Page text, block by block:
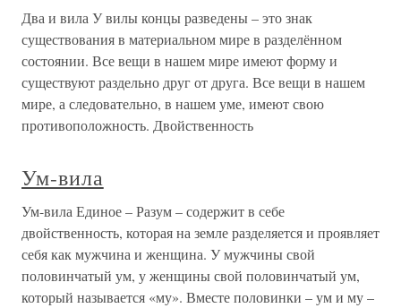
Два и вила У вилы концы разведены – это знак
существования в материальном мире в разделённом
состоянии. Все вещи в нашем мире имеют форму и
существуют раздельно друг от друга. Все вещи в нашем
мире, а следовательно, в нашем уме, имеют свою
противоположность. Двойственность
Ум-вила
Ум-вила Единое – Разум – содержит в себе
двойственность, которая на земле разделяется и проявляет
себя как мужчина и женщина. У мужчины свой
половинчатый ум, у женщины свой половинчатый ум,
который называется «му». Вместе половинки – ум и му –